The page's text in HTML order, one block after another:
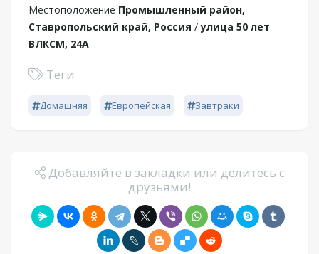
Местоположение Промышленный район,
Ставропольский край, Россия /улица 50 лет
ВЛКСМ, 24А
Теги
Домашняя Европейская Завтраки
Добавляйте в закладки или делитесь с
друзьями!